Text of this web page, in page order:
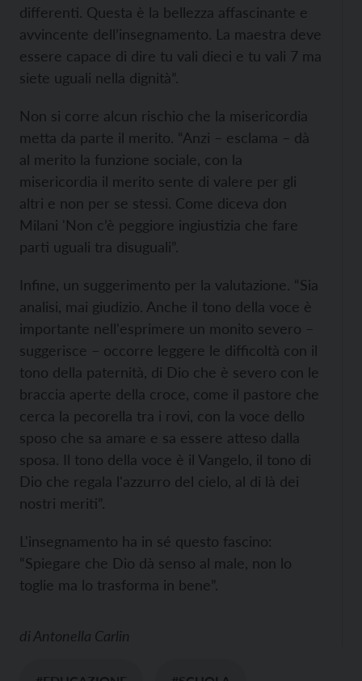
differenti. Questa è la bellezza affascinante e
avvincente dell’insegnamento. La maestra deve
essere capace di dire tu vali dieci e tu vali 7 ma
siete uguali nella dignità”.
Non si corre alcun rischio che la misericordia
metta da parte il merito. “Anzi – esclama – dà
al merito la funzione sociale, con la
misericordia il merito sente di valere per gli
altri e non per se stessi. Come diceva don
Milani 'Non c’è peggiore ingiustizia che fare
parti uguali tra disuguali”.
Infine, un suggerimento per la valutazione. “Sia
analisi, mai giudizio. Anche il tono della voce è
importante nell'esprimere un monito severo –
suggerisce – occorre leggere le difficoltà con il
tono della paternità, di Dio che è severo con le
braccia aperte della croce, come il pastore che
cerca la pecorella tra i rovi, con la voce dello
sposo che sa amare e sa essere atteso dalla
sposa. Il tono della voce è il Vangelo, il tono di
Dio che regala l'azzurro del cielo, al di là dei
nostri meriti”.
L'insegnamento ha in sé questo fascino:
“Spiegare che Dio dà senso al male, non lo
toglie ma lo trasforma in bene”.
diAntonella Carlin